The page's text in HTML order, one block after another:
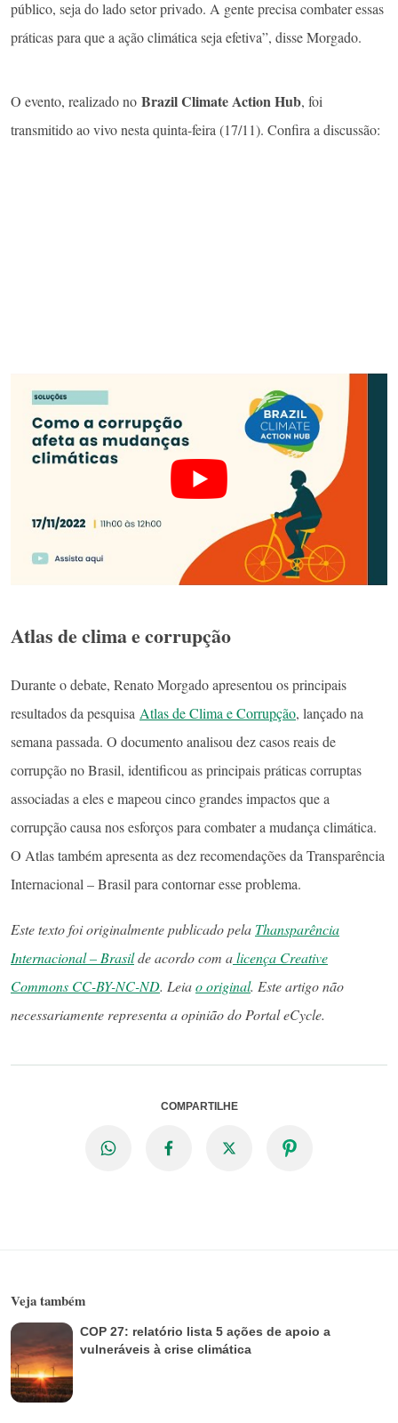
público, seja do lado setor privado. A gente precisa combater essas
práticas para que a ação climática seja efetiva”, disse Morgado.
O evento, realizado no Brazil Climate Action Hub, foi
transmitido ao vivo nesta quinta-feira (17/11). Confira a discussão:
Atlas de clima e corrupção
Durante o debate, Renato Morgado apresentou os principais
resultados da pesquisa Atlas de Clima e Corrupção, lançado na
semana passada. O documento analisou dez casos reais de
corrupção no Brasil, identificou as principais práticas corruptas
associadas a eles e mapeou cinco grandes impactos que a
corrupção causa nos esforços para combater a mudança climática.
O Atlas também apresenta as dez recomendações da Transparência
Internacional – Brasil para contornar esse problema.
Este texto foi originalmente publicado pela Thansparência
Internacional – Brasilde acordo com alicença Creative
Commons CC-BY-NC-ND. Leiao original. Este artigo não
necessariamente representa a opinião do Portal eCycle.
COMPARTILHE
Veja também
COP 27: relatório lista 5 ações de apoio a
vulneráveis à crise climática